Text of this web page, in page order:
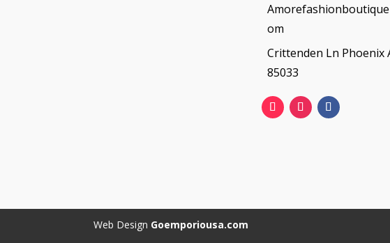
om
Crittenden Ln Phoenix
85033
Web Design Goemporiousa.com